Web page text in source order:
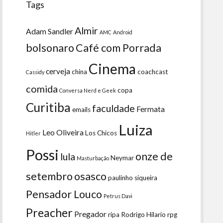
Tags
Adam Sandler Almir AMC Android
bolsonaroCafé com Porrada
Cassidy cervejachina Cinema coachcast
comida Conversa Nerd e Geek copa
Curitiba emails faculdade Fermata
Hitler Leo OliveiraLos Chicos Luiza
Possi lula Masturbação Neymar onze de
setembroosasco paulinho siqueira
Pensador Louco Petrus Davi
Preacher Pregadorripa Rodrigo Hilario rpg